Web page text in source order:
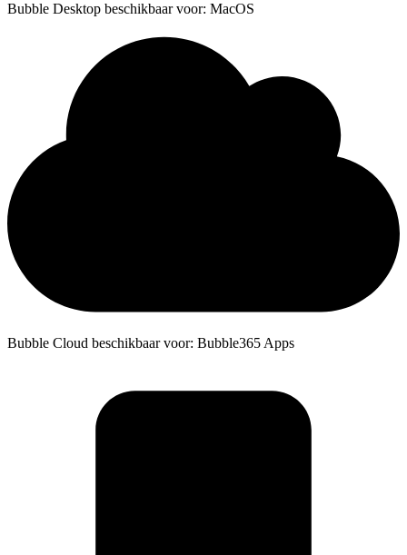
Bubble Desktop beschikbaar voor: MacOS
Bubble Cloud beschikbaar voor: Bubble365 Apps